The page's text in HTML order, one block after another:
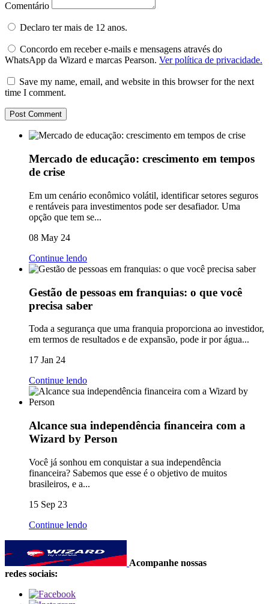
Comentário
Declaro ter mais de 12 anos.
Concordo em receber e-mails e mensagens através do
WhatsApp da Wizard e marcas Pearson. Ver política de privacidade.
Save my name, email, and website in this browser for the next
time I comment.
Mercado de educação: crescimento em tempos
de crise
Em um cenário econômico volátil, identificar setores seguros
e rentáveis para investimentos pode ser desafiador. Uma
opção que tem se...
08 May 24
Continue lendo
Gestão de pessoas em franquias: o que você
precisa saber
Toda a segurança que uma franquia proporciona ao investidor,
em termos de resultados e de expansão, pode ir por água...
17 Jan 24
Continue lendo
Alcance sua independência financeira com a
Wizard by Person
Você já sonhou em conquistar a sua independência
financeira? Sabemos que esse é o objetivo de muitos
brasileiros, e a...
15 Sep 23
Continue lendo
Acompanhe nossas
redes sociais: